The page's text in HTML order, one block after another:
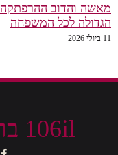
מאשה והדוב ההרפתקה
הגדולה לכל המשפחה
11 ביולי 2026
106il ברשתות חברתיות